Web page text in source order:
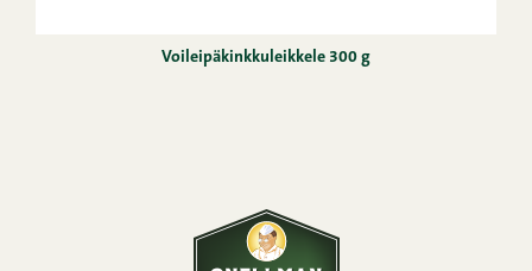
Voileipäkinkkuleikkele 300 g